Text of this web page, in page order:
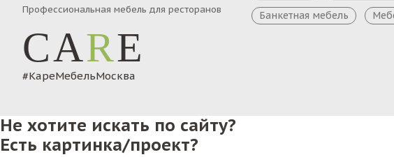
Профессиональная мебель для ресторанов
CARE
#КареМебельМосква
Банкетная мебель
Не хотите искать по сайту?
Есть картинка/проект?